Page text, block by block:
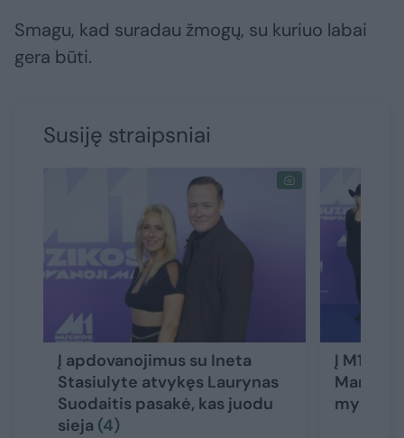
Smagu, kad suradau žmogų, su kuriuo labai
gera būti.
Susiję straipsniai
Į apdovanojimus su Ineta
Stasiulyte atvykęs Laurynas
Suodaitis pasakė, kas juodu
sieja (4)
Į M1
Mariją